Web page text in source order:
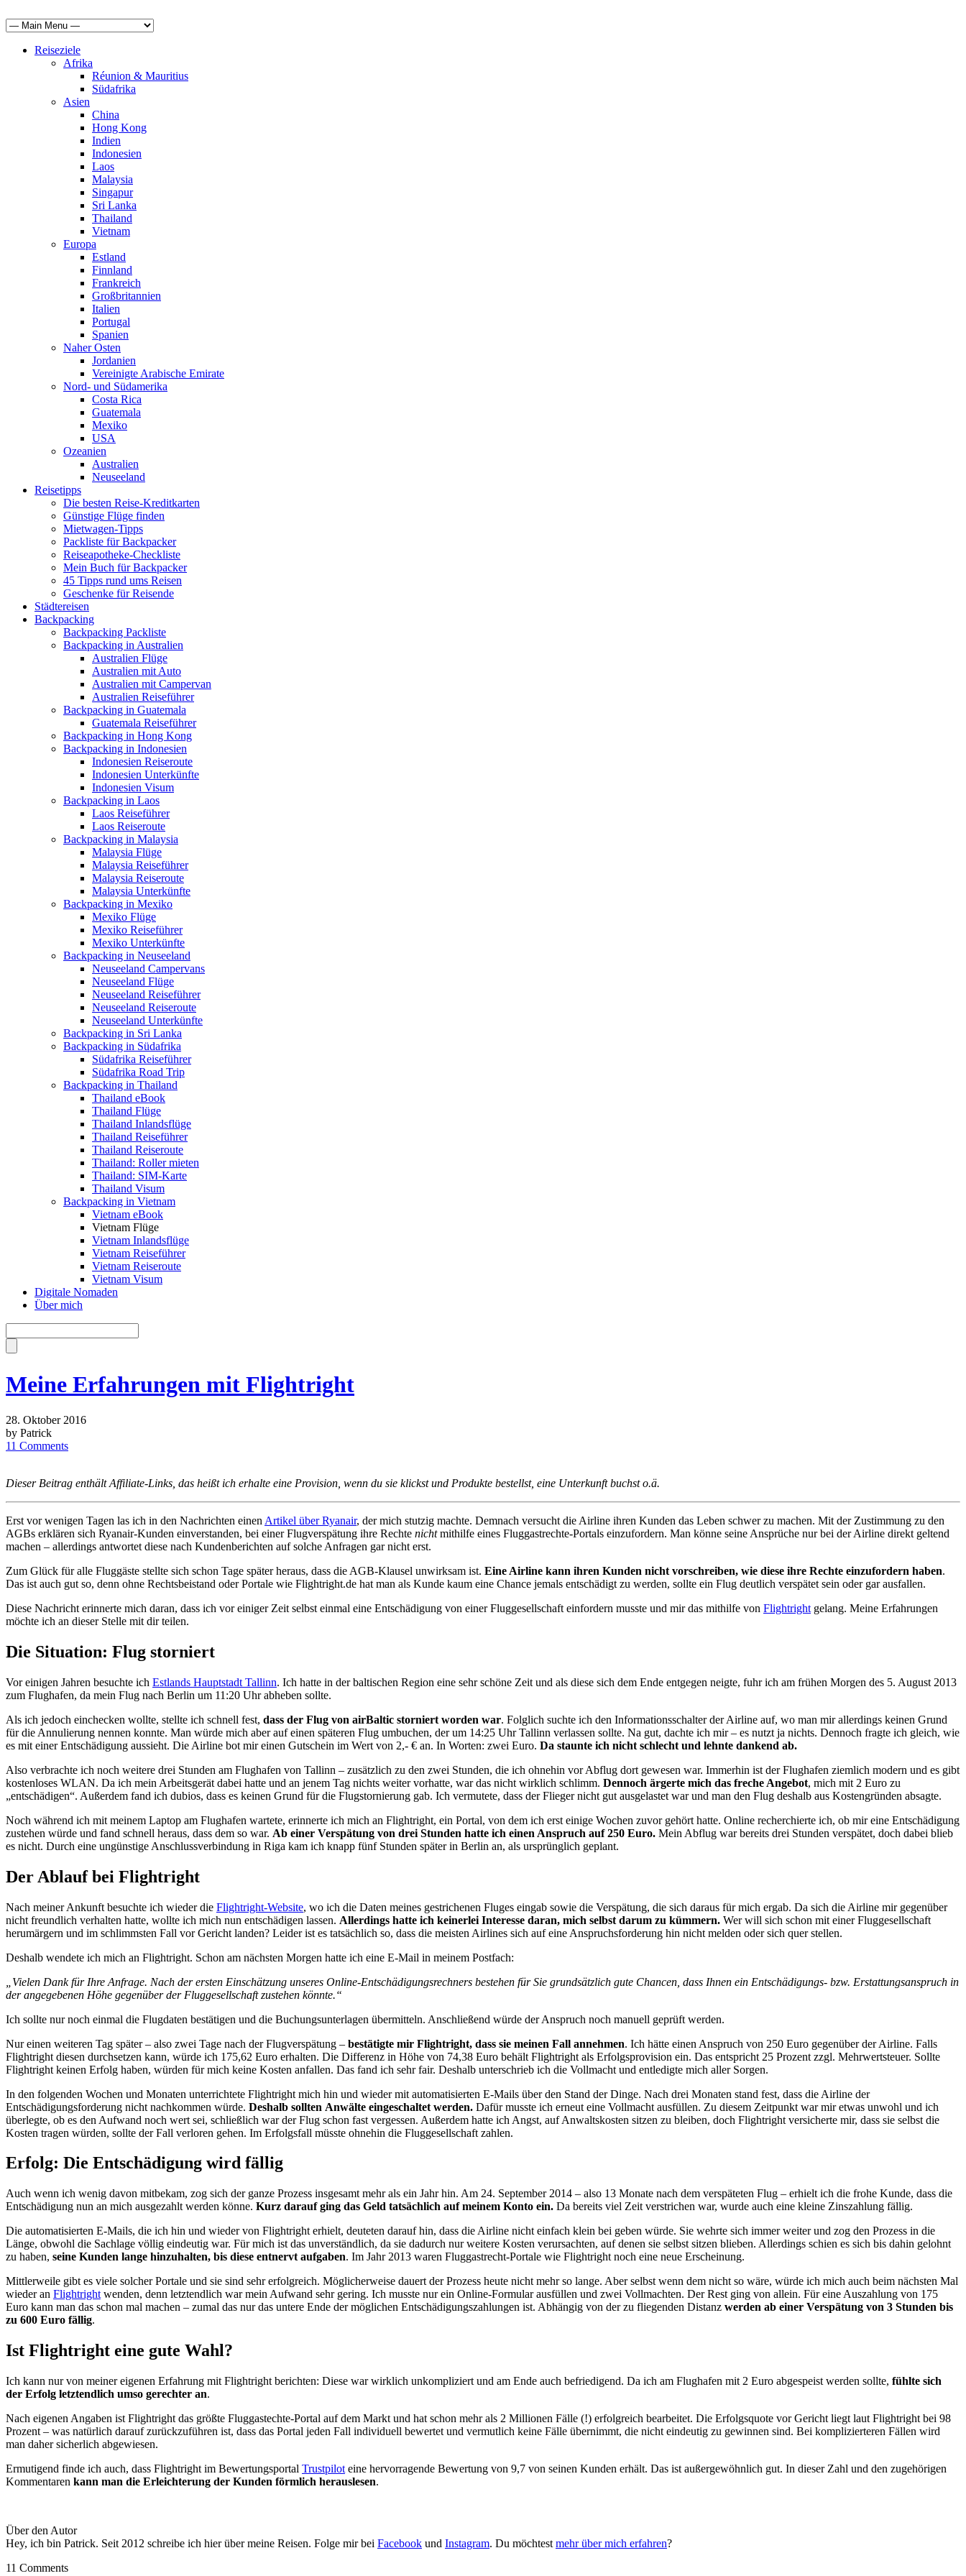
Reiseziele
Afrika
Réunion & Mauritius
Südafrika
Asien
China
Hong Kong
Indien
Indonesien
Laos
Malaysia
Singapur
Sri Lanka
Thailand
Vietnam
Europa
Estland
Finnland
Frankreich
Großbritannien
Italien
Portugal
Spanien
Naher Osten
Jordanien
Vereinigte Arabische Emirate
Nord- und Südamerika
Costa Rica
Guatemala
Mexiko
USA
Ozeanien
Australien
Neuseeland
Reisetipps
Die besten Reise-Kreditkarten
Günstige Flüge finden
Mietwagen-Tipps
Packliste für Backpacker
Reiseapotheke-Checkliste
Mein Buch für Backpacker
45 Tipps rund ums Reisen
Geschenke für Reisende
Städtereisen
Backpacking
Backpacking Packliste
Backpacking in Australien
Australien Flüge
Australien mit Auto
Australien mit Campervan
Australien Reiseführer
Backpacking in Guatemala
Guatemala Reiseführer
Backpacking in Hong Kong
Backpacking in Indonesien
Indonesien Reiseroute
Indonesien Unterkünfte
Indonesien Visum
Backpacking in Laos
Laos Reiseführer
Laos Reiseroute
Backpacking in Malaysia
Malaysia Flüge
Malaysia Reiseführer
Malaysia Reiseroute
Malaysia Unterkünfte
Backpacking in Mexiko
Mexiko Flüge
Mexiko Reiseführer
Mexiko Unterkünfte
Backpacking in Neuseeland
Neuseeland Campervans
Neuseeland Flüge
Neuseeland Reiseführer
Neuseeland Reiseroute
Neuseeland Unterkünfte
Backpacking in Sri Lanka
Backpacking in Südafrika
Südafrika Reiseführer
Südafrika Road Trip
Backpacking in Thailand
Thailand eBook
Thailand Flüge
Thailand Inlandsflüge
Thailand Reiseführer
Thailand Reiseroute
Thailand: Roller mieten
Thailand: SIM-Karte
Thailand Visum
Backpacking in Vietnam
Vietnam eBook
Vietnam Flüge
Vietnam Inlandsflüge
Vietnam Reiseführer
Vietnam Reiseroute
Vietnam Visum
Digitale Nomaden
Über mich
Meine Erfahrungen mit Flightright
28. Oktober 2016
by Patrick
11 Comments
Dieser Beitrag enthält Affiliate-Links, das heißt ich erhalte eine Provision, wenn du sie klickst und Produkte bestellst, eine Unterkunft buchst o.ä.
Erst vor wenigen Tagen las ich in den Nachrichten einen Artikel über Ryanair, der mich stutzig machte. Demnach versucht die Airline ihren Kunden das Leben schwer zu machen. Mit der Zustimmung zu den
AGBs erklären sich Ryanair-Kunden einverstanden, bei einer Flugverspätung ihre Rechte nichtmithilfe eines Fluggastrechte-Portals einzufordern. Man könne seine Ansprüche nur bei der Airline direkt geltend
machen – allerdings antwortet diese nach Kundenberichten auf solche Anfragen gar nicht erst.
Zum Glück für alle Fluggäste stellte sich schon Tage später heraus, dass die AGB-Klausel unwirksam ist. Eine Airline kann ihren Kunden nicht vorschreiben, wie diese ihre Rechte einzufordern haben.
Das ist auch gut so, denn ohne Rechtsbeistand oder Portale wie Flightright.de hat man als Kunde kaum eine Chance jemals entschädigt zu werden, sollte ein Flug deutlich verspätet sein oder gar ausfallen.
Diese Nachricht erinnerte mich daran, dass ich vor einiger Zeit selbst einmal eine Entschädigung von einer Fluggesellschaft einfordern musste und mir das mithilfe von Flightright gelang. Meine Erfahrungen
möchte ich an dieser Stelle mit dir teilen.
Die Situation: Flug storniert
Vor einigen Jahren besuchte ich Estlands Hauptstadt Tallinn. Ich hatte in der baltischen Region eine sehr schöne Zeit und als diese sich dem Ende entgegen neigte, fuhr ich am frühen Morgen des 5. August 2013
zum Flughafen, da mein Flug nach Berlin um 11:20 Uhr abheben sollte.
Als ich jedoch einchecken wollte, stellte ich schnell fest, dass der Flug von airBaltic storniert worden war. Folglich suchte ich den Informationsschalter der Airline auf, wo man mir allerdings keinen Grund
für die Annulierung nennen konnte. Man würde mich aber auf einen späteren Flug umbuchen, der um 14:25 Uhr Tallinn verlassen sollte. Na gut, dachte ich mir – es nutzt ja nichts. Dennoch fragte ich gleich, wie
es mit einer Entschädigung aussieht. Die Airline bot mir einen Gutschein im Wert von 2,- € an. In Worten: zwei Euro. Da staunte ich nicht schlecht und lehnte dankend ab.
Also verbrachte ich noch weitere drei Stunden am Flughafen von Tallinn – zusätzlich zu den zwei Stunden, die ich ohnehin vor Abflug dort gewesen war. Immerhin ist der Flughafen ziemlich modern und es gibt
kostenloses WLAN. Da ich mein Arbeitsgerät dabei hatte und an jenem Tag nichts weiter vorhatte, war das nicht wirklich schlimm. Dennoch ärgerte mich das freche Angebot, mich mit 2 Euro zu
„entschädigen“. Außerdem fand ich dubios, dass es keinen Grund für die Flugstornierung gab. Ich vermutete, dass der Flieger nicht gut ausgelastet war und man den Flug deshalb aus Kostengründen absagte.
Noch während ich mit meinem Laptop am Flughafen wartete, erinnerte ich mich an Flightright, ein Portal, von dem ich erst einige Wochen zuvor gehört hatte. Online recherchierte ich, ob mir eine Entschädigung
zustehen würde und fand schnell heraus, dass dem so war. Ab einer Verspätung von drei Stunden hatte ich einen Anspruch auf 250 Euro. Mein Abflug war bereits drei Stunden verspätet, doch dabei blieb
es nicht. Durch eine ungünstige Anschlussverbindung in Riga kam ich knapp fünf Stunden später in Berlin an, als ursprünglich geplant.
Der Ablauf bei Flightright
Nach meiner Ankunft besuchte ich wieder die Flightright-Website, wo ich die Daten meines gestrichenen Fluges eingab sowie die Verspätung, die sich daraus für mich ergab. Da sich die Airline mir gegenüber
nicht freundlich verhalten hatte, wollte ich mich nun entschädigen lassen. Allerdings hatte ich keinerlei Interesse daran, mich selbst darum zu kümmern. Wer will sich schon mit einer Fluggesellschaft
herumärgern und im schlimmsten Fall vor Gericht landen? Leider ist es tatsächlich so, dass die meisten Airlines sich auf eine Anspruchsforderung hin nicht melden oder sich quer stellen.
Deshalb wendete ich mich an Flightright. Schon am nächsten Morgen hatte ich eine E-Mail in meinem Postfach:
„Vielen Dank für Ihre Anfrage. Nach der ersten Einschätzung unseres Online-Entschädigungsrechners bestehen für Sie grundsätzlich gute Chancen, dass Ihnen ein Entschädigungs- bzw. Erstattungsanspruch in
der angegebenen Höhe gegenüber der Fluggesellschaft zustehen könnte.“
Ich sollte nur noch einmal die Flugdaten bestätigen und die Buchungsunterlagen übermitteln. Anschließend würde der Anspruch noch manuell geprüft werden.
Nur einen weiteren Tag später – also zwei Tage nach der Flugverspätung – bestätigte mir Flightright, dass sie meinen Fall annehmen. Ich hätte einen Anspruch von 250 Euro gegenüber der Airline. Falls
Flightright diesen durchsetzen kann, würde ich 175,62 Euro erhalten. Die Differenz in Höhe von 74,38 Euro behält Flightright als Erfolgsprovision ein. Das entspricht 25 Prozent zzgl. Mehrwertsteuer. Sollte
Flightright keinen Erfolg haben, würden für mich keine Kosten anfallen. Das fand ich sehr fair. Deshalb unterschrieb ich die Vollmacht und entledigte mich aller Sorgen.
In den folgenden Wochen und Monaten unterrichtete Flightright mich hin und wieder mit automatisierten E-Mails über den Stand der Dinge. Nach drei Monaten stand fest, dass die Airline der
Entschädigungsforderung nicht nachkommen würde. Deshalb sollten Anwälte eingeschaltet werden. Dafür musste ich erneut eine Vollmacht ausfüllen. Zu diesem Zeitpunkt war mir etwas unwohl und ich
überlegte, ob es den Aufwand noch wert sei, schließlich war der Flug schon fast vergessen. Außerdem hatte ich Angst, auf Anwaltskosten sitzen zu bleiben, doch Flightright versicherte mir, dass sie selbst die
Kosten tragen würden, sollte der Fall verloren gehen. Im Erfolgsfall müsste ohnehin die Fluggesellschaft zahlen.
Erfolg: Die Entschädigung wird fällig
Auch wenn ich wenig davon mitbekam, zog sich der ganze Prozess insgesamt mehr als ein Jahr hin. Am 24. September 2014 – also 13 Monate nach dem verspäteten Flug – erhielt ich die frohe Kunde, dass die
Entschädigung nun an mich ausgezahlt werden könne. Kurz darauf ging das Geld tatsächlich auf meinem Konto ein. Da bereits viel Zeit verstrichen war, wurde auch eine kleine Zinszahlung fällig.
Die automatisierten E-Mails, die ich hin und wieder von Flightright erhielt, deuteten darauf hin, dass die Airline nicht einfach klein bei geben würde. Sie wehrte sich immer weiter und zog den Prozess in die
Länge, obwohl die Sachlage völlig eindeutig war. Für mich ist das unverständlich, da sie dadurch nur weitere Kosten verursachten, auf denen sie selbst sitzen blieben. Allerdings schien es sich bis dahin gelohnt
zu haben, seine Kunden lange hinzuhalten, bis diese entnervt aufgaben. Im Jahr 2013 waren Fluggastrecht-Portale wie Flightright noch eine neue Erscheinung.
Mittlerweile gibt es viele solcher Portale und sie sind sehr erfolgreich. Möglicherweise dauert der Prozess heute nicht mehr so lange. Aber selbst wenn dem nicht so wäre, würde ich mich auch beim nächsten Mal
wieder an Flightright wenden, denn letztendlich war mein Aufwand sehr gering. Ich musste nur ein Online-Formular ausfüllen und zwei Vollmachten. Der Rest ging von allein. Für eine Auszahlung von 175
Euro kann man das schon mal machen – zumal das nur das untere Ende der möglichen Entschädigungszahlungen ist. Abhängig von der zu fliegenden Distanz werden ab einer Verspätung von 3 Stunden bis
zu 600 Euro fällig.
Ist Flightright eine gute Wahl?
Ich kann nur von meiner eigenen Erfahrung mit Flightright berichten: Diese war wirklich unkompliziert und am Ende auch befriedigend. Da ich am Flughafen mit 2 Euro abgespeist werden sollte, fühlte sich
der Erfolg letztendlich umso gerechter an.
Nach eigenen Angaben ist Flightright das größte Fluggastechte-Portal auf dem Markt und hat schon mehr als 2 Millionen Fälle (!) erfolgreich bearbeitet. Die Erfolgsquote vor Gericht liegt laut Flightright bei 98
Prozent – was natürlich darauf zurückzuführen ist, dass das Portal jeden Fall individuell bewertet und vermutlich keine Fälle übernimmt, die nicht eindeutig zu gewinnen sind. Bei komplizierteren Fällen wird
man daher sicherlich abgewiesen.
Ermutigend finde ich auch, dass Flightright im Bewertungsportal Trustpilot eine hervorragende Bewertung von 9,7 von seinen Kunden erhält. Das ist außergewöhnlich gut. In dieser Zahl und den zugehörigen
Kommentaren kann man die Erleichterung der Kunden förmlich herauslesen.
Über den Autor
Hey, ich bin Patrick. Seit 2012 schreibe ich hier über meine Reisen. Folge mir bei Facebook und Instagram. Du möchtest mehr über mich erfahren?
11 Comments